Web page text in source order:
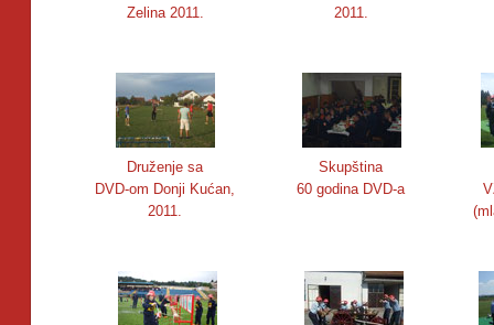
Zelina 2011.
2011.
Druženje sa
DVD-om Donji Kućan,
2011.
Skupština
60 godina DVD-a